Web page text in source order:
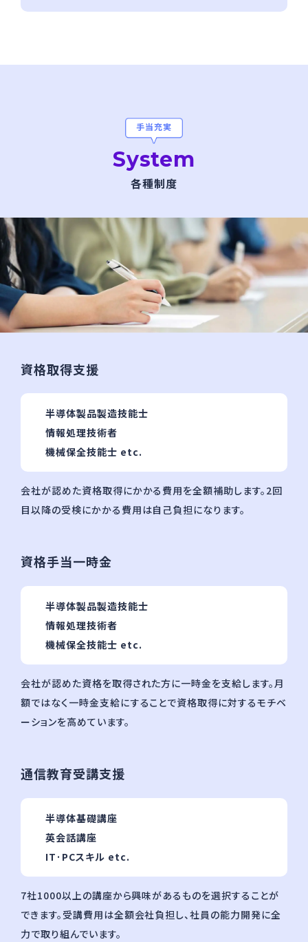
手当充実
System
各種制度
資格取得⽀援
半導体製品製造技能⼠
情報処理技術者
機械保全技能⼠ etc.
会社が認めた資格取得にかかる費⽤を全額補助します。2回
⽬以降の受検にかかる費⽤は⾃⼰負担になります。
資格⼿当⼀時⾦
半導体製品製造技能⼠
情報処理技術者
機械保全技能⼠ etc.
会社が認めた資格を取得された⽅に⼀時⾦を⽀給します。⽉
額ではなく⼀時⾦⽀給にすることで資格取得に対するモチベ
ーションを⾼めています。
通信教育受講⽀援
半導体基礎講座
英会話講座
IT·PCスキル etc.
7社1000以上の講座から興味があるものを選択することが
できます。受講費⽤は全額会社負担し、社員の能⼒開発に全
⼒で取り組んでいます。